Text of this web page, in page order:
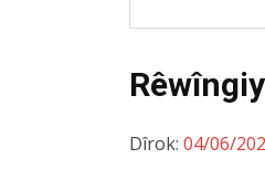
Dîrok: 04/06/